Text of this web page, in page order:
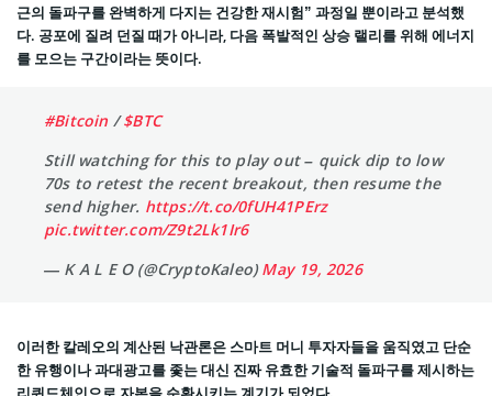
근의 돌파구를 완벽하게 다지는 건강한 재시험” 과정일 뿐이라고 분석했
다. 공포에 질려 던질 때가 아니라, 다음 폭발적인 상승 랠리를 위해 에너지
를 모으는 구간이라는 뜻이다.
#Bitcoin /$BTC
Still watching for this to play out – quick dip to low
70s to retest the recent breakout, then resume the
send higher. https://t.co/0fUH41PErz
pic.twitter.com/Z9t2Lk1Ir6
— K A L E O (@CryptoKaleo)May 19, 2026
이러한 칼레오의 계산된 낙관론은 스마트 머니 투자자들을 움직였고 단순
한 유행이나 과대광고를 좇는 대신 진짜 유효한 기술적 돌파구를 제시하는